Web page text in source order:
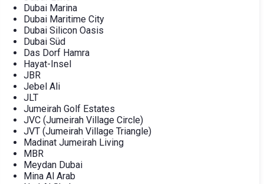
Dubai Marina
Dubai Maritime City
Dubai Silicon Oasis
Dubai Süd
Das Dorf Hamra
Hayat-Insel
JBR
Jebel Ali
JLT
Jumeirah Golf Estates
JVC (Jumeirah Village Circle)
JVT (Jumeirah Village Triangle)
Madinat Jumeirah Living
MBR
Meydan Dubai
Mina Al Arab